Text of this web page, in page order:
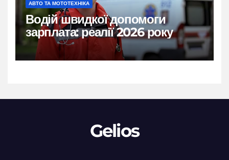
АВТО ТА МОТОТЕХНІКА
Водій швидкої допомоги
зарплата: реалії 2026 року
Gelios